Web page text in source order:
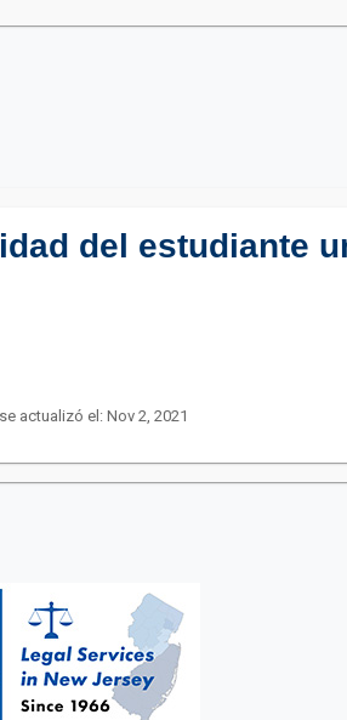
del estudiante
actualizó el: Nov 2, 2021